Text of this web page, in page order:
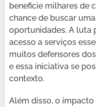
beneficie milhares de
chance de buscar
oportunidades. A luta
acesso a serviços
muitos defensores
e essa iniciativa se
contexto.
Além disso, o